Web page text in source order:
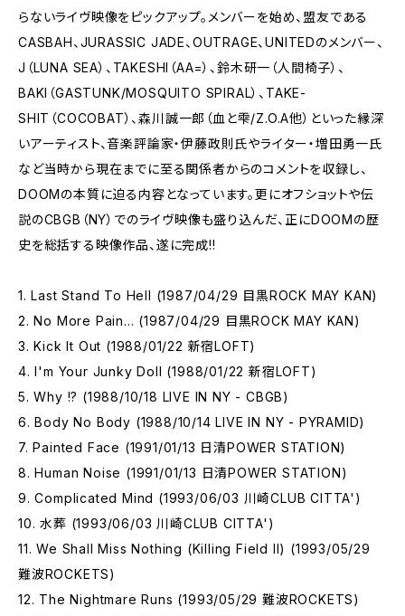
らないライヴ映像をピックアップ。メンバーを始め、盟友である
CASBAH、JURASSIC JADE、OUTRAGE、UNITEDのメンバー、
J（LUNA SEA）、TAKESHI（AA=）、鈴木研一（人間椅子）、
BAKI（GASTUNK/MOSQUITO SPIRAL）、TAKE-
SHIT（COCOBAT）、森川誠一郎（血と雫/Z.O.A他）といった縁深
いアーティスト、音楽評論家・伊藤政則氏やライター・増田勇一氏
など当時から現在までに至る関係者からのコメントを収録し、
DOOMの本質に迫る内容となっています。更にオフショットや伝
説のCBGB（NY）でのライヴ映像も盛り込んだ、正にDOOMの歴
史を総括する映像作品、遂に完成!!
1. Last Stand To Hell (1987/04/29 目黒ROCK MAY KAN)
2. No More Pain... (1987/04/29 目黒ROCK MAY KAN)
3. Kick It Out (1988/01/22 新宿LOFT)
4. I'm Your Junky Doll (1988/01/22 新宿LOFT)
5. Why !? (1988/10/18 LIVE IN NY - CBGB)
6. Body No Body (1988/10/14 LIVE IN NY - PYRAMID)
7. Painted Face (1991/01/13 日清POWER STATION)
8. Human Noise (1991/01/13 日清POWER STATION)
9. Complicated Mind (1993/06/03 川崎CLUB CITTA')
10. 水葬 (1993/06/03 川崎CLUB CITTA')
11. We Shall Miss Nothing (Killing Field II) (1993/05/29
難波ROCKETS)
12. The Nightmare Runs (1993/05/29 難波ROCKETS)